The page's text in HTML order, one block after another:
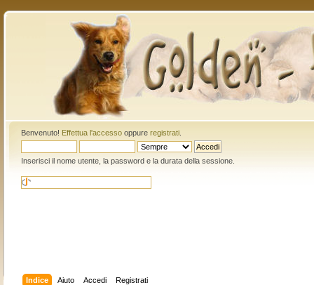
Benvenuto! Effettua l'accessooppure registrati.
Inserisci il nome utente, la password e la durata della sessione.
Indice Aiuto Accedi Registrati